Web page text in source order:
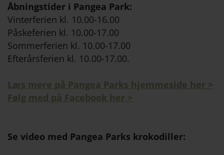
Åbningstider i Pangea Park:
Vinterferien kl. 10.00-16.00
Påskeferien kl. 10.00-17.00
Sommerferien kl. 10.00-17.00
Efterårsferien kl. 10.00-17.00.
Læs mere på Pangea Parks hjemmeside her >
Følg med på Facebook her >
Se video med Pangea Parks krokodiller: